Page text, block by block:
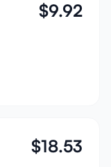
$9.92
$18.53